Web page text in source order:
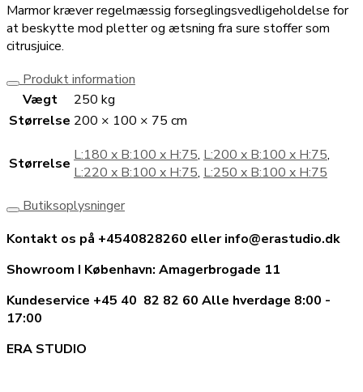
Marmor kræver regelmæssig forseglingsvedligeholdelse for
at beskytte mod pletter og ætsning fra sure stoffer som
citrusjuice.
Produkt information
Vægt
250 kg
Størrelse 200 × 100 × 75 cm
Størrelse L:180 x B:100 x H:75, L:200 x B:100 x H:75,
L:220 x B:100 x H:75, L:250 x B:100 x H:75
Butiksoplysninger
Kontakt os på +4540828260 eller info@erastudio.dk
Showroom I København: Amagerbrogade 11
Kundeservice +45 40 82 82 60 Alle hverdage 8:00 -
17:00
ERA STUDIO